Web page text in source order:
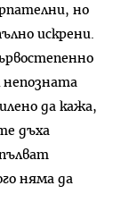
но
искрени.
да кажа,
дъха
няма да